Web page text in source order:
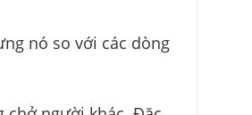
nó so với các dòng